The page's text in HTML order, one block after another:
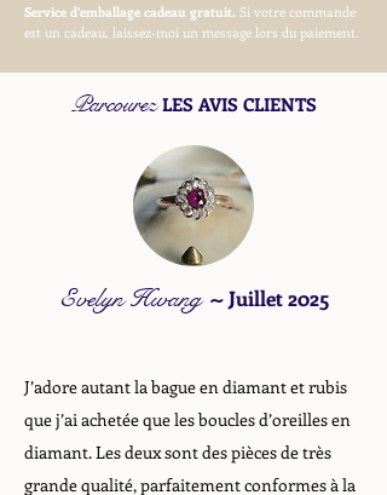
Service d’emballage cadeau gratuit. Si votre commande
est un cadeau, laissez-moi un message lors du paiement.
Parcourez LES AVIS CLIENTS
Evelyn Hwang ~Juillet 2025
J’adore autant la bague en diamant et rubis
que j’ai achetée que les boucles d’oreilles en
diamant. Les deux sont des pièces de très
grande qualité, parfaitement conformes à la